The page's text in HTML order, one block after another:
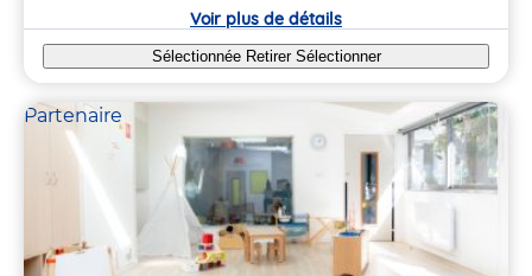
Voir plus de détails
Sélectionnée Retirer Sélectionner
Partenaire